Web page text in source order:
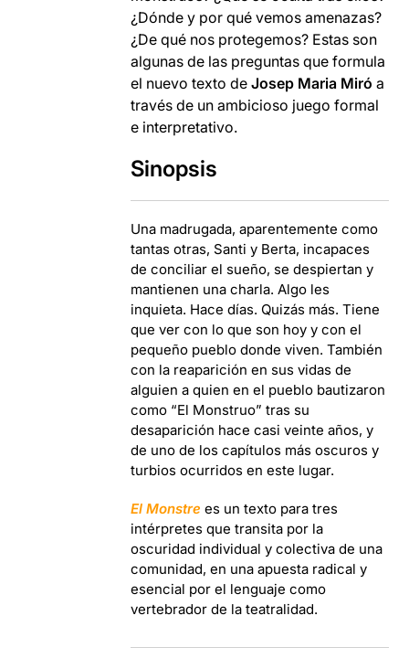
¿Dónde y por qué vemos amenazas?
¿De qué nos protegemos? Estas son
algunas de las preguntas que formula
el nuevo texto deJosep Maria Miró a
través de un ambicioso juego formal
e interpretativo.
Sinopsis
Una madrugada, aparentemente como
tantas otras, Santi y Berta, incapaces
de conciliar el sueño, se despiertan y
mantienen una charla. Algo les
inquieta. Hace días. Quizás más. Tiene
que ver con lo que son hoy y con el
pequeño pueblo donde viven. También
con la reaparición en sus vidas de
alguien a quien en el pueblo bautizaron
como “El Monstruo” tras su
desaparición hace casi veinte años, y
de uno de los capítulos más oscuros y
turbios ocurridos en este lugar.
El Monstre es un texto para tres
intérpretes que transita por la
oscuridad individual y colectiva de una
comunidad, en una apuesta radical y
esencial por el lenguaje como
vertebrador de la teatralidad.